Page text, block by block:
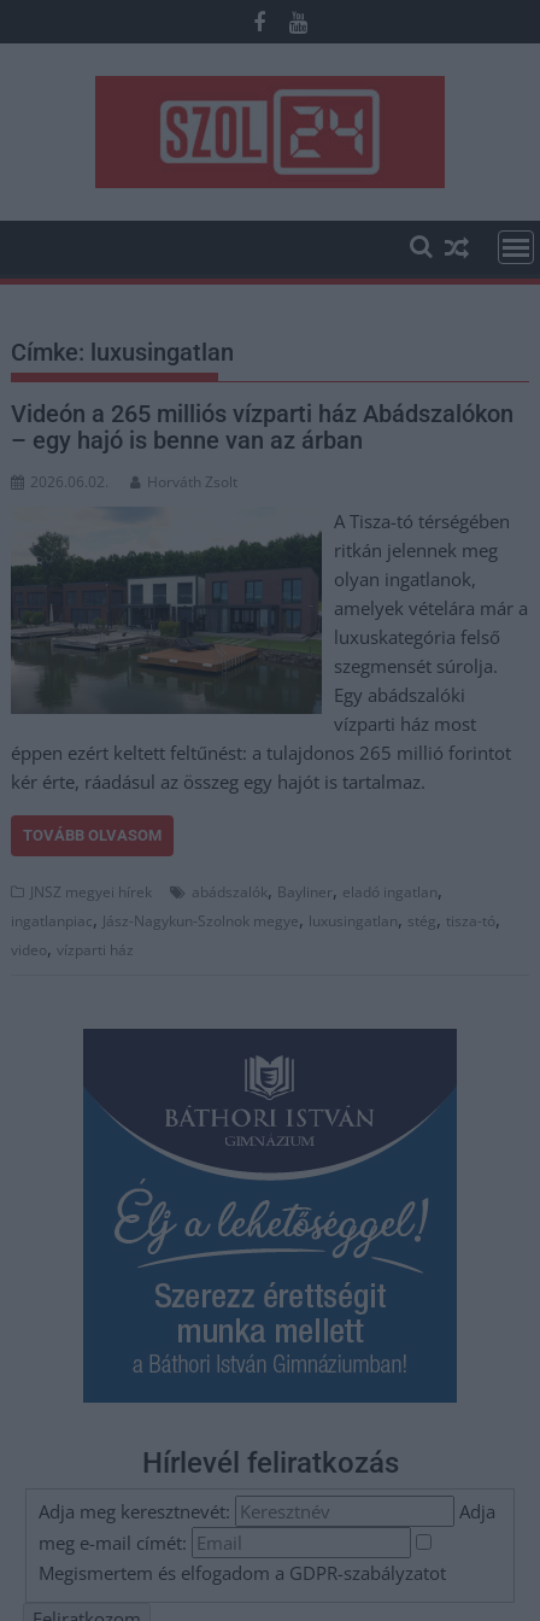
to
Címke: luxusingatlan
Videón a 265 milliós vízparti ház Abádszalókon
– egy hajó is benne van az árban
2026.06.02. Horváth Zsolt
A Tisza-tó térségében
ritkán jelennek meg
olyan ingatlanok,
amelyek vételára már a
luxuskategória felső
szegmensét súrolja.
Egy abádszalóki
vízparti ház most
éppen ezért keltett feltűnést: a tulajdonos 265 millió forintot
kér érte, ráadásul az összeg egy hajót is tartalmaz.
TOVÁBB OLVASOM
JNSZ megyei hírek abádszalók, Bayliner, eladó ingatlan,
ingatlanpiac, Jász-Nagykun-Szolnok megye, luxusingatlan, stég, tisza-tó,
video,vízparti ház
Hírlevél feliratkozás
Adja meg keresztnevét:
Adja
meg e-mail címét:
Megismertem és elfogadom a GDPR-szabályzatot